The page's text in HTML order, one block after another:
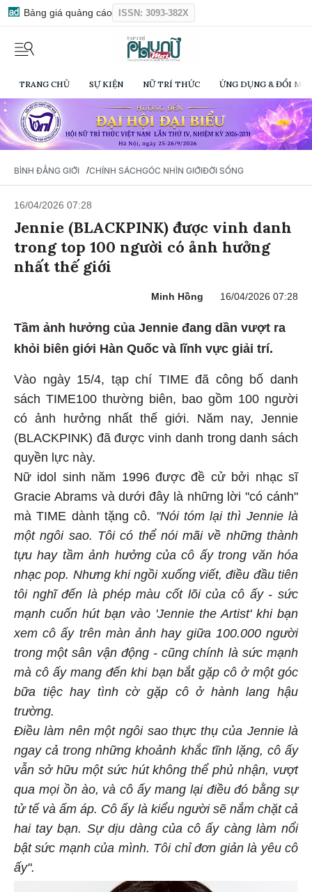
Bảng giá quảng cáo ISSN: 3093-382X
TRANG CHỦ SỰ KIỆN NỮ TRÍ THỨC ỨNG DỤNG & ĐỔI
BÌNH ĐẲNG GIỚI /CHÍNH SÁCHGÓC NHÌN GIỚIĐỜI SỐNG
16/04/2026 07:28
Jennie (BLACKPINK) được vinh danh
trong top 100 người có ảnh hưởng
nhất thế giới
Minh Hồng 16/04/2026 07:28
Tầm ảnh hưởng của Jennie đang dần vượt ra
khỏi biên giới Hàn Quốc và lĩnh vực giải trí.
Vào ngày 15/4, tạp chí TIME đã công bố danh
sách TIME100 thường biên, bao gồm 100 người
có ảnh hưởng nhất thế giới. Năm nay, Jennie
(BLACKPINK) đã được vinh danh trong danh sách
quyền lực này.
Nữ idol sinh năm 1996 được đề cử bởi nhạc sĩ
Gracie Abrams và dưới đây là những lời "có cánh"
mà TIME dành tặng cô. "Nói tóm lại thì Jennie là
một ngôi sao. Tôi có thể nói mãi về những thành
tựu hay tầm ảnh hưởng của cô ấy trong văn hóa
nhạc pop. Nhưng khi ngồi xuống viết, điều đầu tiên
tôi nghĩ đến là phép màu cốt lõi của cô ấy - sức
mạnh cuốn hút bạn vào 'Jennie the Artist' khi bạn
xem cô ấy trên màn ảnh hay giữa 100.000 người
trong một sân vận động - cũng chính là sức mạnh
mà cô ấy mang đến khi bạn bắt gặp cô ở một góc
bữa tiệc hay tình cờ gặp cô ở hành lang hậu
trường.
Điều làm nên một ngôi sao thực thụ của Jennie là
ngay cả trong những khoảnh khắc tĩnh lặng, cô ấy
vẫn sở hữu một sức hút không thể phủ nhận, vượt
qua mọi ồn ào, và cô ấy mang lại điều đó bằng sự
tử tế và ấm áp. Cô ấy là kiểu người sẽ nắm chặt cả
hai tay bạn. Sự dịu dàng của cô ấy càng làm nổi
bật sức mạnh của mình. Tôi chỉ đơn giản là yêu cô
ấy".